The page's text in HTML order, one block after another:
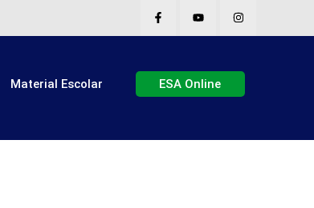
Material Escolar ESA Online